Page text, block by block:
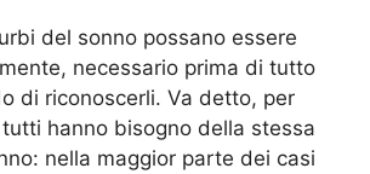
del sonno possano essere
necessario prima di tutto
di riconoscerli. Va detto, per
hanno bisogno della stessa
nella maggior parte dei casi